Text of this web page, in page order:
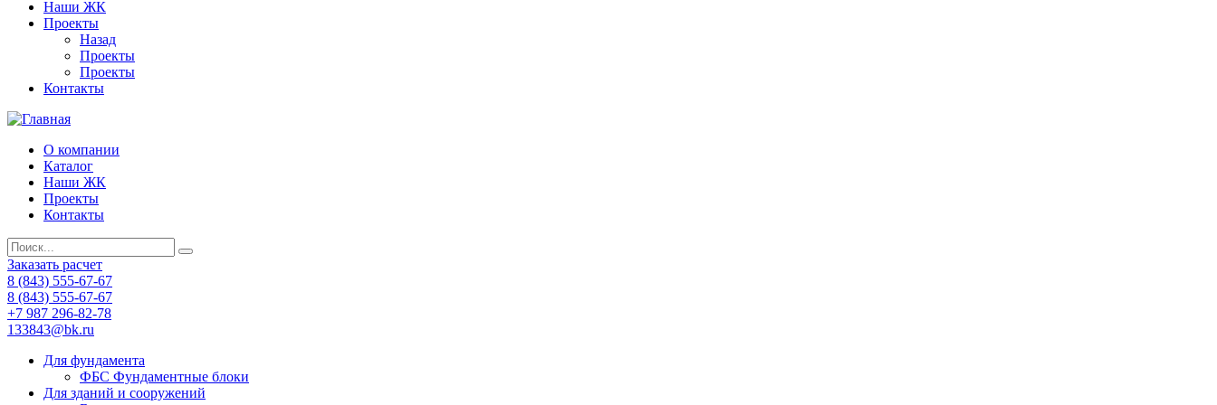
Наши ЖК
Проекты
Назад
Проекты
Проекты
Контакты
О компании
Каталог
Наши ЖК
Проекты
Контакты
Заказать расчет
8 (843) 555-67-67
8 (843) 555-67-67
+7 987 296-82-78
133843@bk.ru
Для фундамента
ФБС Фундаментные блоки
Для зданий и сооружений